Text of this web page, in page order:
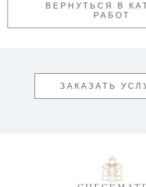
ВЕРНУТЬСЯ В
РАБОТ
ЗАКАЗАТЬ